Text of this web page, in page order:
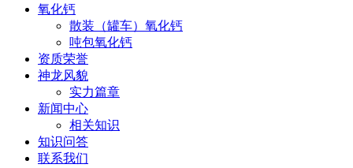
氧化钙
散装（罐车）氧化钙
吨包氧化钙
资质荣誉
神龙风貌
实力篇章
新闻中心
相关知识
知识问答
联系我们